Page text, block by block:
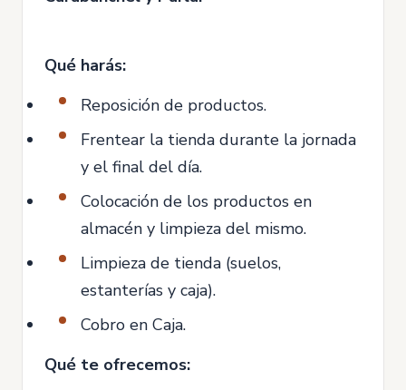
Qué harás:
Reposición de productos.
Frentear la tienda durante la jornada
y el final del día.
Colocación de los productos en
almacén y limpieza del mismo.
Limpieza de tienda (suelos,
estanterías y caja).
Cobro en Caja.
Qué te ofrecemos: